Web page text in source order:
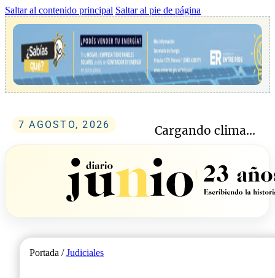
Saltar al contenido principal Saltar al pie de página
7 AGOSTO, 2026 Cargando clima...
Portada /Judiciales